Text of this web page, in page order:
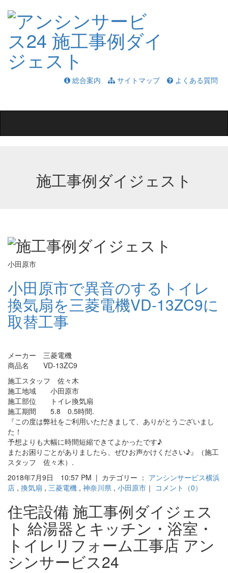
総合案内 サイトマップ
よくある質問
施工事例ダイジェスト
小田原市
小田原市で異音のするトイレ
換気扇を三菱電機VD-13ZC9に
取替工事
メーカー 三菱電機
商品名 VD-13ZC9
施工スタッフ 佐々木
施工地域 小田原市
施工部位 トイレ換気扇
施工期間 5.8 0.5時間.
『この度は弊社をご利用いただきまして、ありがとうございまし
た！
予想よりも大幅に時間短縮できてよかったです♪
またお困りごとがありましたら、ぜひお声かけください♪』（施工
スタッフ 佐々木）.
2018年7月9日 10:57 PM | カテゴリー ： アンシンサービス横浜
店 , 換気扇 , 三菱電機 , 神奈川県 , 小田原市 ｜ コメント（0）
住宅設備 施工事例ダイジェス
ト 給湯器とキッチン・浴室・
トイレリフォーム工事店 アン
シンサービス24